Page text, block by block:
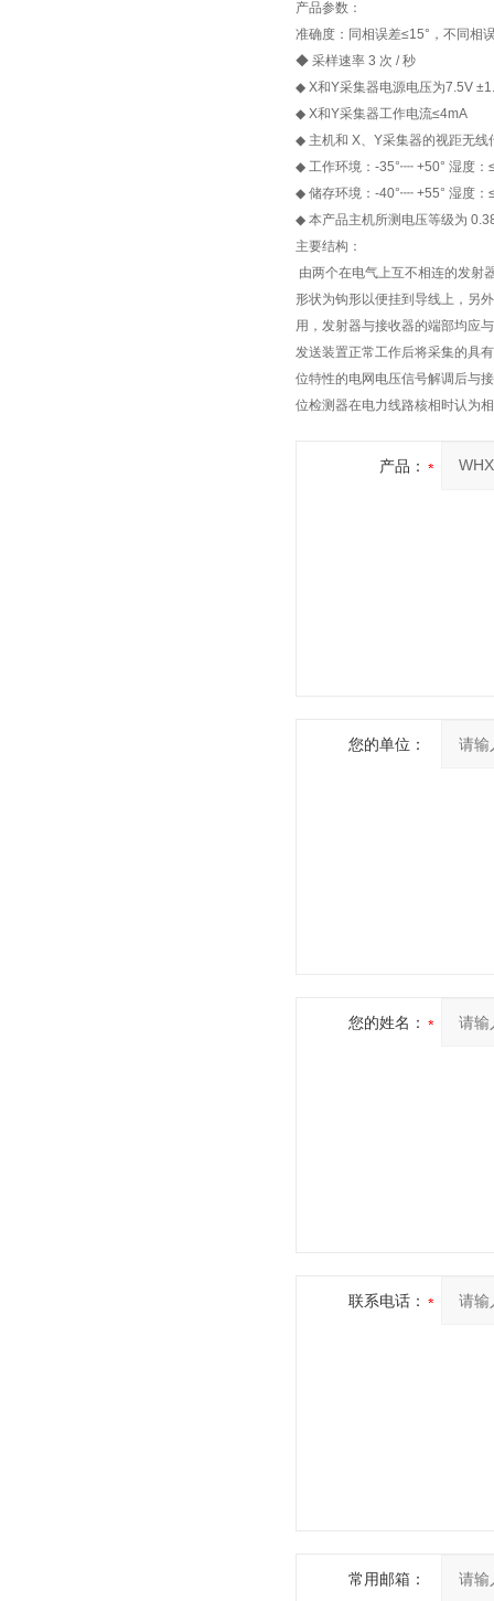
产品参数：
准确度：同相误差≤15°，不同相
◆ 采样速率 3 次 / 秒
◆ X和Y采集器电源电压为7.5V
◆ X和Y采集器工作电流≤4mA
◆ 主机和 X、Y采集器的视距无
◆ 工作环境：-35°┉ +50° 湿度：
◆ 储存环境：-40°┉ +55° 湿度：
◆ 本产品主机所测电压等级为
主要结构：
由两个在电气上互不相连的发射
形状为钩形以便挂到导线上，另
用，发射器与接收器的端部均应
发送装置正常工作后将采集的具
位特性的电网电压信号解调后与
位检测器在电力线路核相时认为
产品：
您的单位：
您的姓名：
联系电话：
常用邮箱：